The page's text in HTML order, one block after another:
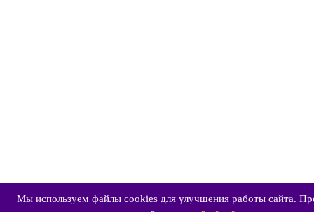
Мы используем файлы cookies для улучшения работы сайта.